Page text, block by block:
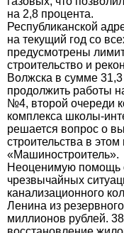
на 2,8 процента.
Республиканской
на текущий год со
предусмотрены
строительство и
Волжска в сумме
продолжить работы
№4, второй очереди
комплекса школы-
решается вопрос о
строительства в
«Машиностроитель».
Неоценимую помощь
чрезвычайных
канализационного
Ленина из
миллионов рублей.